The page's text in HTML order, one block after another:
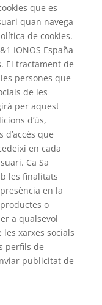
que es
quan navega
de cookies.
IONOS España
El tractament de
persones que
de les
per aquest
d’ús,
que
en cada
Ca Sa
les finalitats
en la
o
a qualsevol
xarxes socials
perfils de
publicitat de